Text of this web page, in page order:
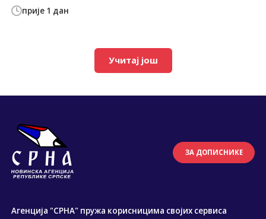
прије 1 дан
Учитај још
ЗА ДОПИСНИКЕ
Агенција "СРНА" пружа корисницима својих сервиса